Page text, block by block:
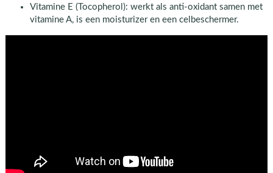
Vitamine E (Tocopherol): werkt als anti-oxidant samen met
vitamine A, is een moisturizer en een celbeschermer.